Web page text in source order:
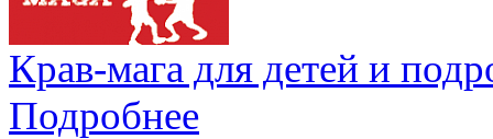
Крав-мага для детей и
Подробнее